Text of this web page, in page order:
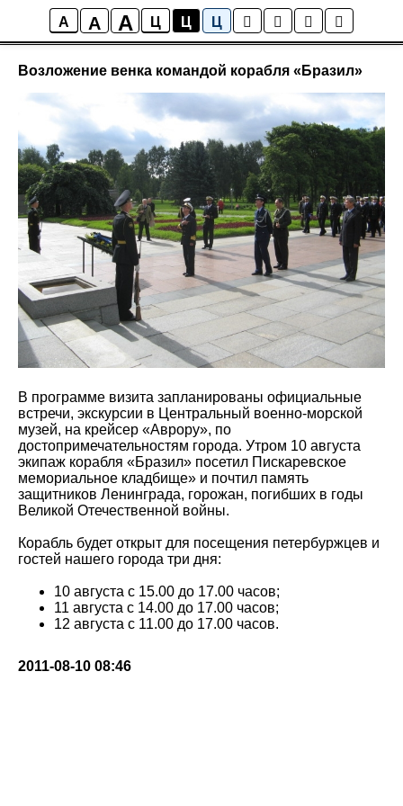
A A A Ц Ц Ц
Новости
Возложение венка командой корабля «Бразил»
В программе визита запланированы официальные
встречи, экскурсии в Центральный военно-морской
музей, на крейсер «Аврору», по
достопримечательностям города. Утром 10 августа
экипаж корабля «Бразил» посетил Пискаревское
мемориальное кладбище» и почтил память
защитников Ленинграда, горожан, погибших в годы
Великой Отечественной войны.
Корабль будет открыт для посещения петербуржцев и
гостей нашего города три дня:
10 августа с 15.00 до 17.00 часов;
11 августа с 14.00 до 17.00 часов;
12 августа с 11.00 до 17.00 часов.
2011-08-10 08:46